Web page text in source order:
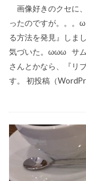
画像好きのクセに
ったのですが。。。
る方法を発見』しま
気づいた。ωωω サム
さんとかなら、『リ
す。 初投稿（